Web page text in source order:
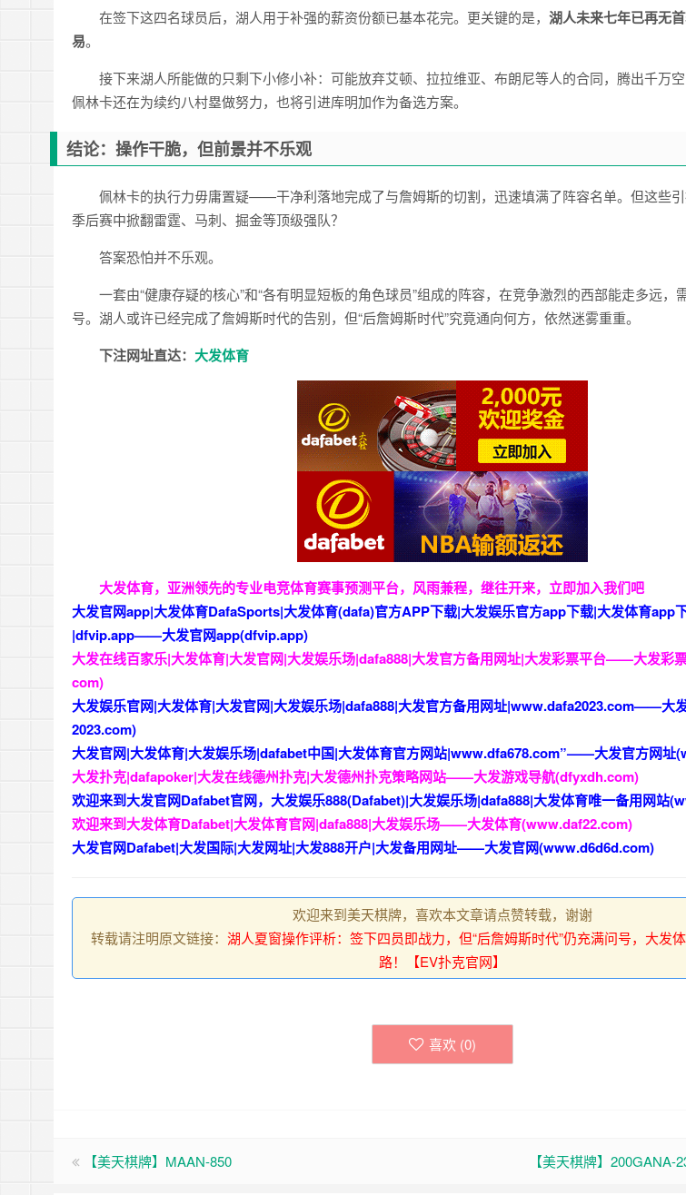
在签下这四名球员后，湖人用于补强的薪资份额已基本花完。更关键的是， 湖人未来七年已再无
易。
接下来湖人所能做的只剩下小修小补：可能放弃艾顿、拉拉维亚、布朗尼等人的合同，腾出千万空
佩林卡还在为续约八村塁做努力，也将引进库明加作为备选方案。
结论：操作干脆，但前景并不乐观
佩林卡的执行力毋庸置疑——干净利落地完成了与詹姆斯的切割，迅速填满了阵容名单。但这些
季后赛中掀翻雷霆、马刺、掘金等顶级强队？
答案恐怕并不乐观。
一套由“健康存疑的核心”和“各有明显短板的角色球员”组成的阵容，在竞争激烈的西部能走多远，
号。湖人或许已经完成了詹姆斯时代的告别，但“后詹姆斯时代”究竟通向何方，依然迷雾重重。
下注网址直达： 大发体育
大发体育，亚洲领先的专业电竞体育赛事预测平台，风雨兼程，继往开来，立即加入我们吧
大发官网app|大发体育DafaSports|大发体育(dafa)官方APP下载|大发娱乐官方app下载|大发体育app
|dfvip.app——大发官网app(dfvip.app)
大发在线百家乐|大发体育|大发官网|大发娱乐场|dafa888|大发官方备用网址|大发彩票平台——大发彩
com)
大发娱乐官网|大发体育|大发官网|大发娱乐场|dafa888|大发官方备用网址|www.dafa2023.com——大
2023.com)
大发官网|大发体育|大发娱乐场|dafabet中国|大发体育官方网站|www.dfa678.com”——大发官方网址
大发扑克|dafapoker|大发在线德州扑克|大发德州扑克策略网站——大发游戏导航(dfyxdh.com)
欢迎来到大发官网Dafabet官网，大发娱乐888(Dafabet)|大发娱乐场|dafa888|大发体育唯一备用网站
欢迎来到大发体育Dafabet|大发体育官网|dafa888|大发娱乐场——大发体育(www.daf22.com)
大发官网Dafabet|大发国际|大发网址|大发888开户|大发备用网址——大发官网(www.d6d6d.com)
欢迎来到美天棋牌，喜欢本文章请点赞转载，谢谢
转载请注明原文链接： 湖人夏窗操作评析：签下四员即战力，但“后詹姆斯时代”仍充满问号，大发
路！【EV扑克官网】
喜欢 (0)
【美天棋牌】MAAN-850 【美天棋牌】200GANA-